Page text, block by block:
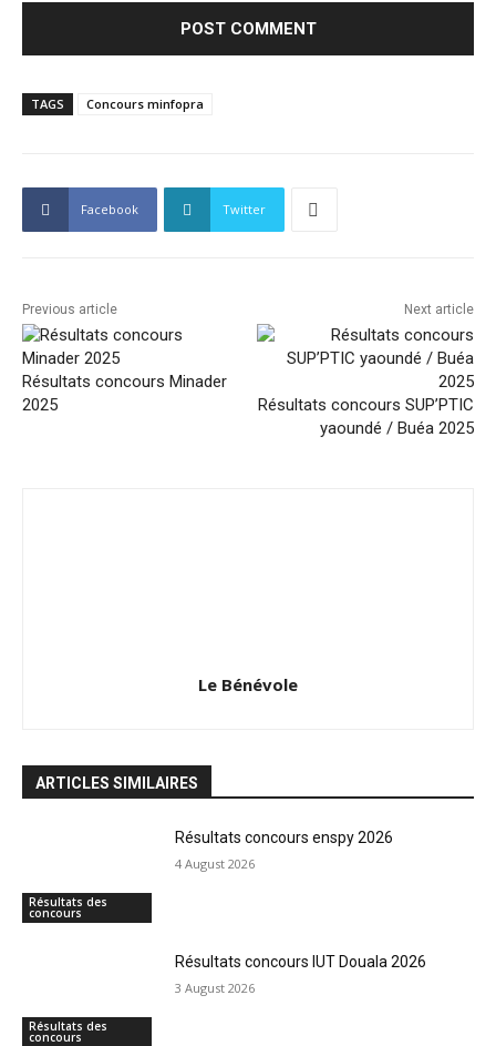
TAGS Concours minfopra
Facebook Twitter
Previous article
Résultats concours Minader
2025
Next article
Résultats concours SUP’PTIC
yaoundé / Buéa 2025
Le Bénévole
ARTICLES SIMILAIRES
Résultats des
concours
Résultats concours enspy 2026
4 August 2026
Résultats des
concours
Résultats concours IUT Douala 2026
3 August 2026